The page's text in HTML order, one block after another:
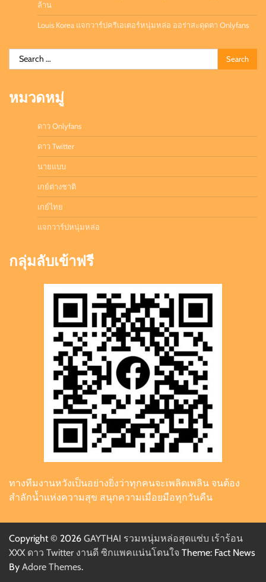
ล้าน
Louis Korea แจกวาร์ปครีเอเตอร์หนุ่มหล่อ ออร่าสะดุดตา Onlyfans
Search
for:
หมวดหมู่
ดาว Onlyfans
ดาว Twitter
นายแบบ
เกย์ต่างชาติ
เกย์ไทย
แจกวาร์ปหนุ่มหล่อ
กลุ่มลับเข้าฟรี
ทางทีมงานหวังเป็นอย่างยิ่งว่าทุกคนจะเพลิดเพลิน จนต้อง
สำลักน้ำแห่งความสุข สนุกความเมื่อยมือทุกวันคืน
Copyright © 2026 GAYTHAI รวมหนุ่มหล่อสุดแซ่บ เร้าร้อน
XXX ดาว Twitter งานดี ซิกแพคแน่นโดนใจ Theme: Fact News
By Adore Themes.